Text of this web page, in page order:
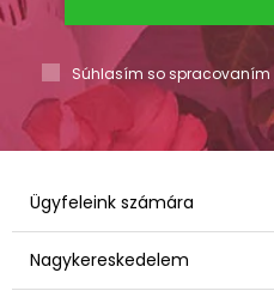
Súhlasím so spracovaním
Ügyfeleink számára
Nagykereskedelem